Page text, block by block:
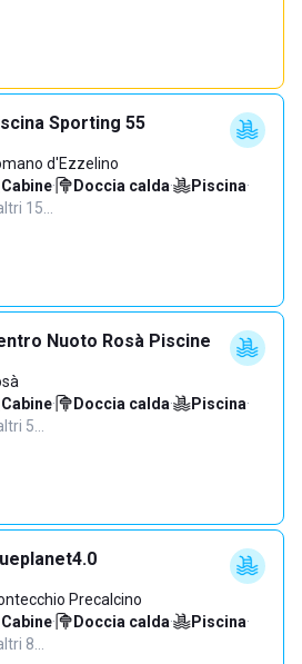
Sporting 55
d'Ezzelino
Cabine· Doccia calda· Piscina·
15…
Nuoto Rosà Piscine
Cabine· Doccia calda· Piscina·
5…
Precalcino
Cabine· Doccia calda· Piscina·
8…